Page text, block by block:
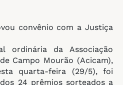
convênio com a Justiça
da Associação
Campo Mourão (Acicam),
quarta-feira (29/5), foi
24 prêmios sorteados a